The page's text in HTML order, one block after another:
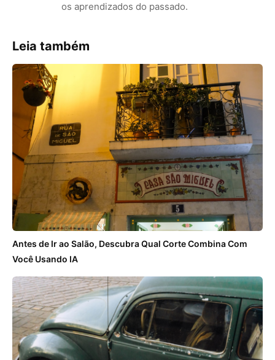
os aprendizados do passado.
Leia também
Antes de Ir ao Salão, Descubra Qual Corte Combina Com
Você Usando IA